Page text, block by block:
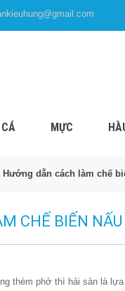
CÁ MỰC
Hướng dẫn cách làm chế
CHẾ BIẾN
thèm phở thì hải sản là